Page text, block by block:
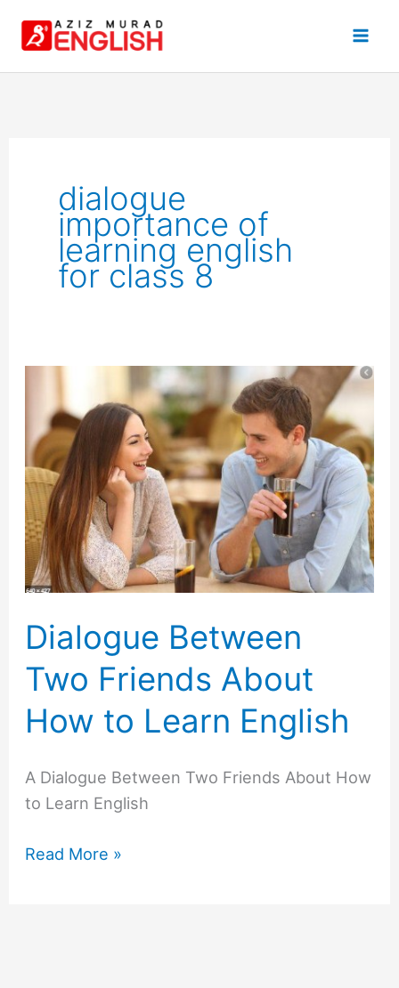
dialogue
importance of
learning english
for class 8
Dialogue Between
Two Friends About
How to Learn English
A Dialogue Between Two Friends About How
to Learn English
Between
Two
Friends
About
How
to
Learn
English
Read More »